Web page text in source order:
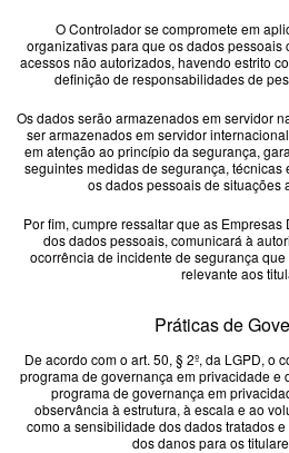
O Controlador se compromete em
organizativas para que os dados
acessos não autorizados, havendo estrito
definição de responsabilidades de
Os dados serão armazenados em servidor
ser armazenados em servidor
em atenção ao princípio da segurança,
seguintes medidas de segurança,
os dados pessoais de situações
Por fim, cumpre ressaltar que as
dos dados pessoais, comunicará à
ocorrência de incidente de segurança
relevante aos
Práticas de
De acordo com o art. 50, § 2º, da LGPD, o
programa de governança em privacidade e
programa de governança em
observância à estrutura, à escala e ao
como a sensibilidade dos dados tratados
dos danos para os